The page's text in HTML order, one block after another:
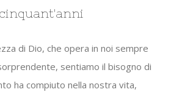
di Dio, che opera in noi sempre
sentiamo il bisogno di
ha compiuto nella nostra vita,